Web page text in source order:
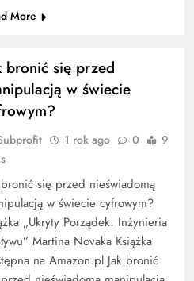
More
bronić się przed
w świecie
1 rok ago 0
9
bronić się przed nieświadomą
w świecie cyfrowym?
„Ukryty Porządek. Inżynieria
Martina Novaka Książka
na Amazon.pl Jak bronić